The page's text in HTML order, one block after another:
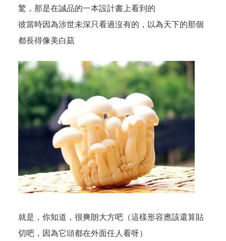
驚，那是在誠品的一本設計書上看到的
彼當時因為涉世未深只看過沒有的，以為天下的那個
都長得像美白菇
就是，你知道，很爽朗大方吧（這樣形容應該還算貼
切吧，因為它頭都在外面任人看呀）